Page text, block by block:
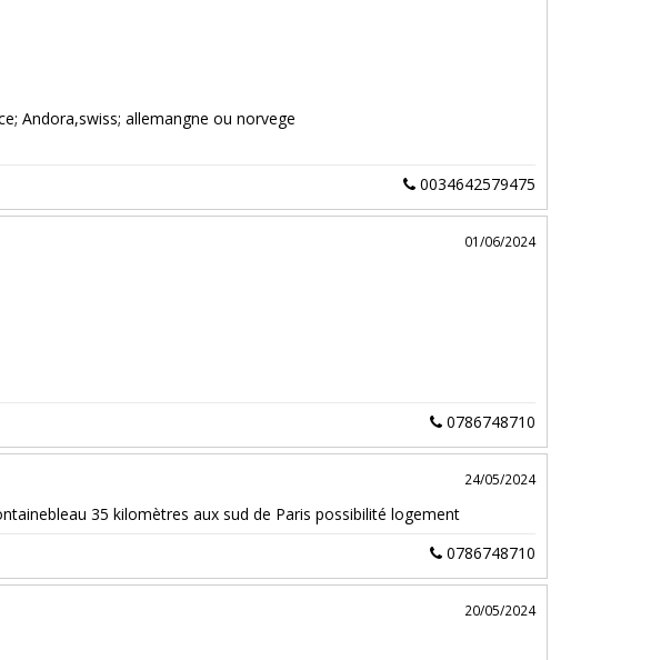
Andora,swiss; allemangne ou norvege
0034642579475
01/06/2024
0786748710
24/05/2024
35 kilomètres aux sud de Paris possibilité logement
0786748710
20/05/2024